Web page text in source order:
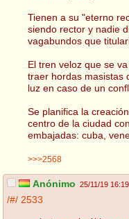
Tienen a su "eterno
siendo rector y nadie
vagabundos que
El tren veloz que se
traer hordas masistas
luz en caso de un
Se planifica la
centro de la ciudad
embajadas: cuba,
>>>2568
Anónimo 25/11/19 16:19
/#/ 2533